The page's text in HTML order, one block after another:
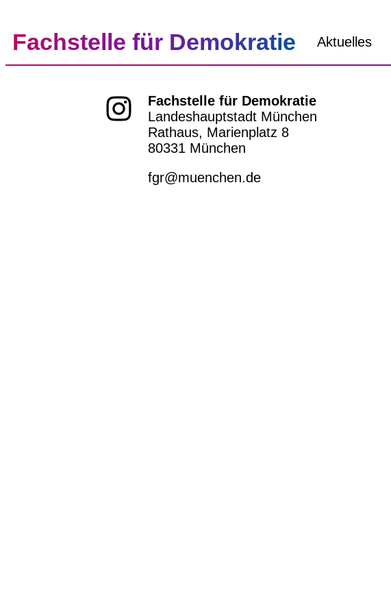
Fachstelle für Demokratie Aktuelles
Fachstelle für Demokratie
Landeshauptstadt München
Rathaus, Marienplatz 8
80331 München
fgr@muenchen.de